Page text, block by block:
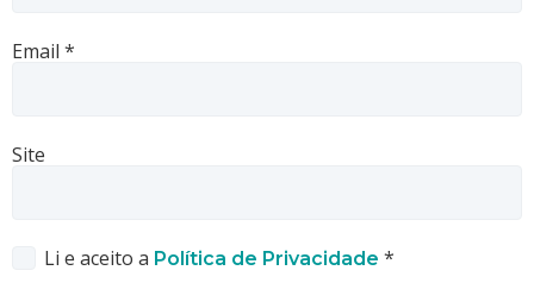
Email *
Site
Li e aceito a Política de Privacidade *